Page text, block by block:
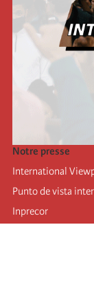
Notre presse
International
Punto de vista
Inprecor